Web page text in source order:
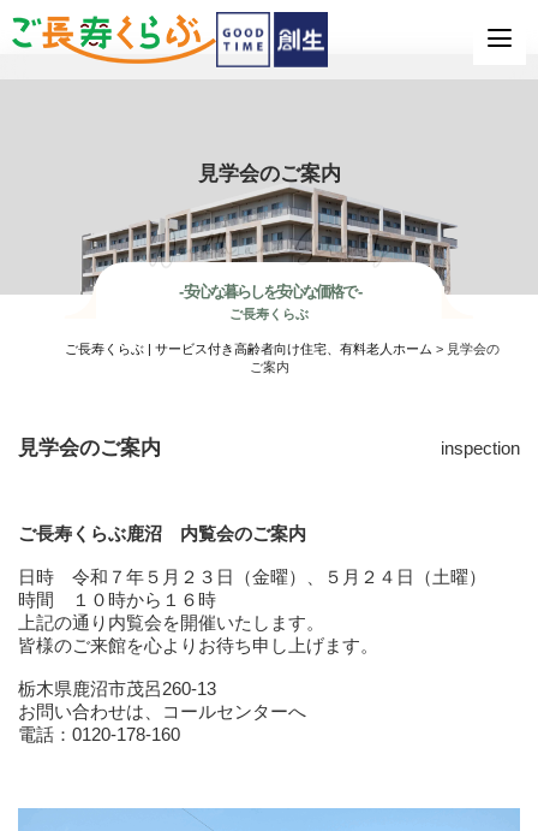
見学会のご案内
WealthandSerenity
- 安心な暮らしを安心な価格で -
ご長寿くらぶ
ご長寿くらぶ | サービス付き高齢者向け住宅、有料老人ホーム > 見学会の
ご案内
見学会のご案内 inspection
ご長寿くらぶ鹿沼 内覧会のご案内
日時 令和７年５月２３日（金曜）、５月２４日（土曜）
時間 １０時から１６時
上記の通り内覧会を開催いたします。
皆様のご来館を心よりお待ち申し上げます。
栃木県鹿沼市茂呂260-13
お問い合わせは、コールセンターへ
電話：0120-178-160